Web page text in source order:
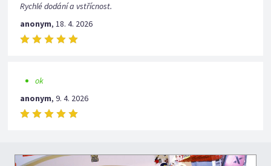
Rychlé dodání a vstřícnost.
anonym,18. 4. 2026
ok
anonym,9. 4. 2026